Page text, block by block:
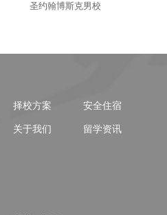
圣约翰博斯克男校
择校方案 安全住宿
关于我们 留学资讯